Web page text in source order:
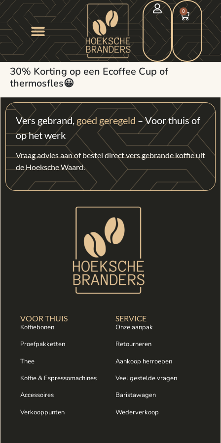
0
30% Korting op een Ecoffee Cup of
thermosfles😀
Vers gebrand, goed geregeld – Voor thuis of
op het werk
Vraag advies aan of bestel direct vers gebrande koffie uit
de Hoeksche Waard.
VOOR THUIS
Koffiebonen
Proefpakketten
Thee
Koffie & Espressomachines
Accessoires
Verkooppunten
SERVICE
Onze aanpak
Retourneren
Aankoop herroepen
Veel gestelde vragen
Baristawagen
Wederverkoop